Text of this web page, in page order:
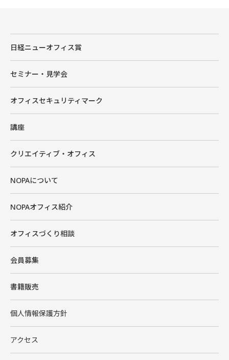
日経ニューオフィス賞
セミナー・見学会
オフィスセキュリティマーク
講座
クリエイティブ・オフィス
NOPAについて
NOPAオフィス紹介
オフィスづくり相談
会員募集
書籍販売
個人情報保護方針
アクセス